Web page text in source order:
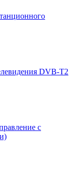
DVB-T2
с